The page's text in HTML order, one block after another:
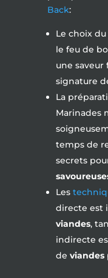
Back:
Le choix
le feu de
une saveur
signature
La
Marinades
temps de
secrets
Les
directe est
viandes,
indirecte
deviandes